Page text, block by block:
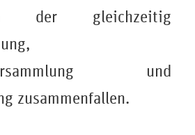
der gleichzeitig
und
zusammenfallen.